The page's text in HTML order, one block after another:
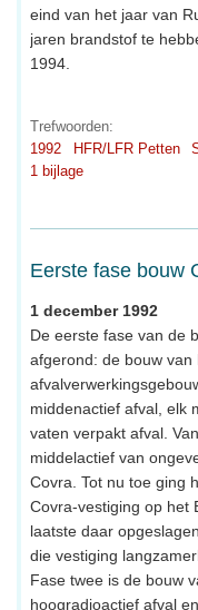
eind van het jaar van
jaren brandstof te
1994.
Trefwoorden:
1992
HFR/LFR Petten
1 bijlage
Eerste fase bouw
1 december 1992
De eerste fase van de
afgerond: de bouw van
middenactief afval, elk
vaten verpakt afval.
middelactief van
Covra. Tot nu toe ging
Covra-vestiging op het
laatste daar
die vestiging
Fase twee is de bouw
hoogradioactief afval